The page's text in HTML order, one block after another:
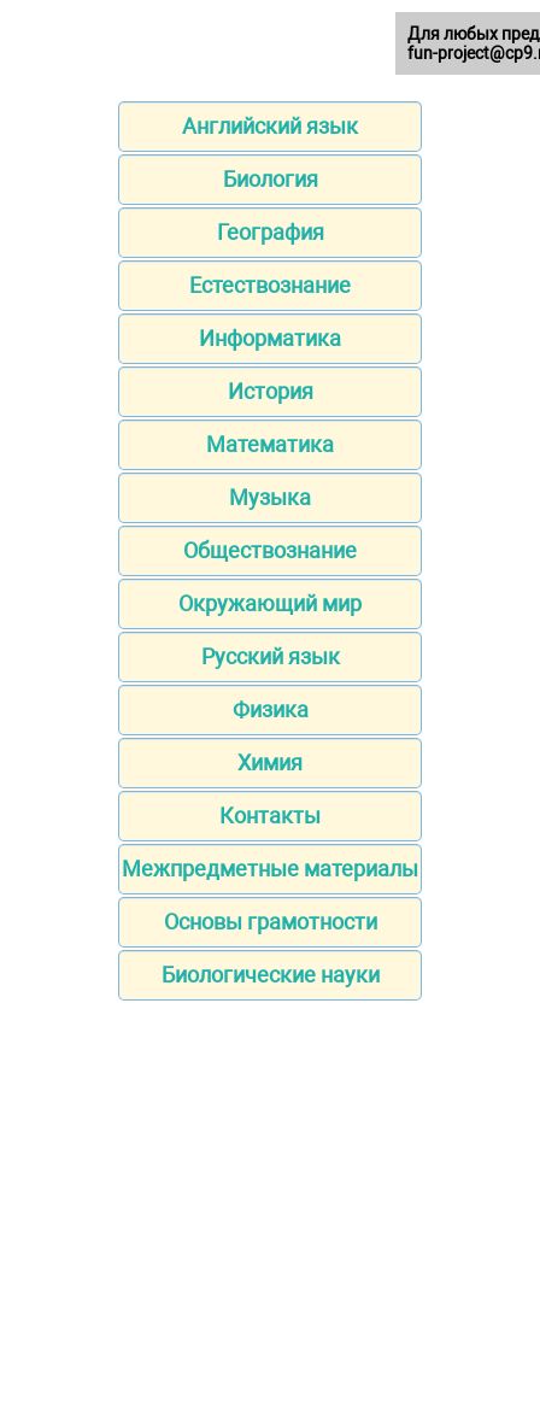
Английский язык
Биология
География
Естествознание
Информатика
История
Математика
Музыка
Обществознание
Окружающий мир
Русский язык
Физика
Химия
Контакты
Межпредметные материалы
Основы грамотности
Биологические науки
Для любых
fun-